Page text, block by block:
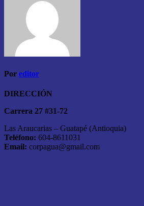
Por editor
DIRECCIÓN
Carrera 27 #31-72
Las Araucarias – Guatapé (Antioquia)
Teléfono: 604-8611031
Email: corpagua@gmail.com